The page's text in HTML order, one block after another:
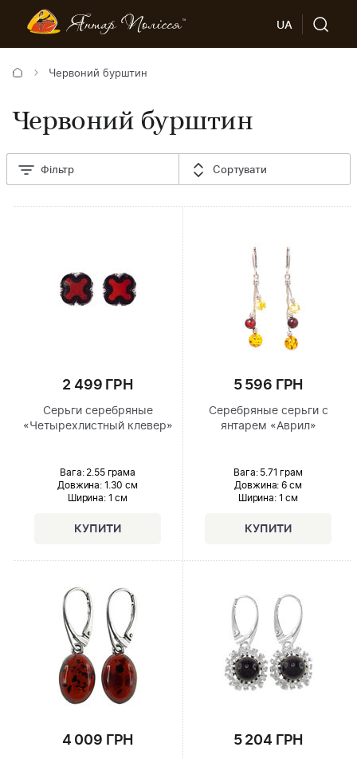
UA
Червоний бурштин
Червоний бурштин
Фільтр Сортувати
2 499 ГРН
Серьги серебряные
«Четырехлистный клевер»
Вага: 2.55 грама
Довжина: 1.30 см
Ширина: 1 см
5 596 ГРН
Серебряные серьги с
янтарем «Аврил»
Вага: 5.71 грам
Довжина: 6 см
Ширина: 1 см
4 009 ГРН 5 204 ГРН